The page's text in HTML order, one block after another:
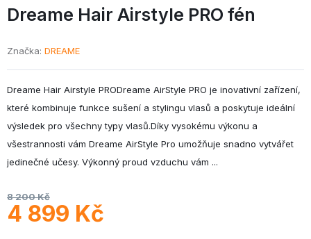
Dreame Hair Airstyle PRO fén
Značka DREAME
Dreame Hair Airstyle PRODreame AirStyle PRO je inovativní zařízení,
které kombinuje funkce sušení a stylingu vlasů a poskytuje ideální
výsledek pro všechny typy vlasů.Díky vysokému výkonu a
všestrannosti vám Dreame AirStyle Pro umožňuje snadno vytvářet
jedinečné učesy. Výkonný proud vzduchu vám ...
8 200 Kč
4 899 Kč